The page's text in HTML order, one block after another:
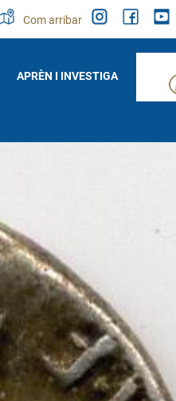
Com arribar
APRÈN I INVESTIGA